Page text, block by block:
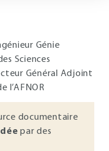
Génie
Sciences
Général Adjoint
l’AFNOR
documentaire
par des